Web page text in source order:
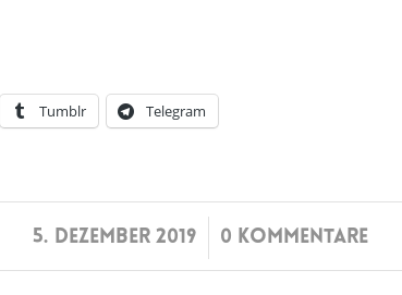
Tumblr Telegram
5. DEZEMBER 2019
/ 0 KOMMENTARE